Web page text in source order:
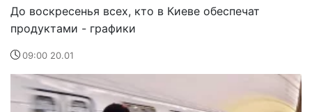
До воскресенья всех, кто в Киеве обеспечат
продуктами - графики
09:00 20.01